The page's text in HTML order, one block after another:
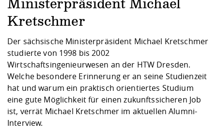
Career Service
abroad
Downloads
International
Downloads
Cooperations
Contact
Equal
University
Climate and
Protection
Informatics /
Agriculture/
Mechanical
Business
Contact and approach
Quality Assurance
Ministerpräsident Michael
Kretschmer
Der sächsische Ministerpräsident Michael Kretschmer
studierte von 1998 bis 2002
Wirtschaftsingenieurwesen an der HTW Dresden.
Welche besondere Erinnerung er an seine Studienzeit
hat und warum ein praktisch orientiertes Studium
eine gute Möglichkeit für einen zukunftssicheren Job
ist, verrät Michael Kretschmer im aktuellen Alumni-
Interview.